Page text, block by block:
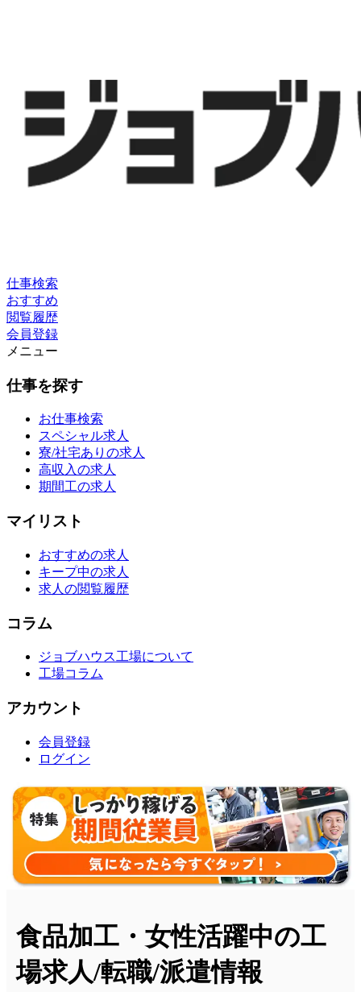
仕事検索
おすすめ
閲覧履歴
会員登録
メニュー
仕事を探す
お仕事検索
スペシャル求人
寮/社宅ありの求人
高収入の求人
期間工の求人
マイリスト
おすすめの求人
キープ中の求人
求人の閲覧履歴
コラム
ジョブハウス工場について
工場コラム
アカウント
会員登録
ログイン
食品加工・女性活躍中の工
場求人/転職/派遣情報